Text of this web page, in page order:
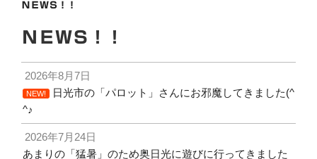
ン
ＮＥＷＳ！！
ＮＥＷＳ！！
2026年8月7日
NEW!
日光市の「パロット」さんにお邪魔してきました(^
^♪
2026年7月24日
あまりの「猛暑」のため奥日光に遊びに行ってきました